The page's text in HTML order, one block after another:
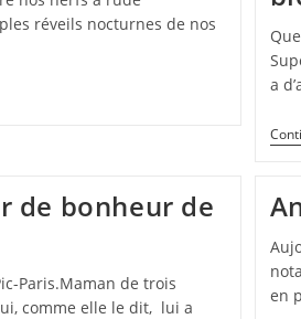
réveils nocturnes de nos
a
de bonheur de
Paris.Maman de trois
comme elle le dit, lui a
en